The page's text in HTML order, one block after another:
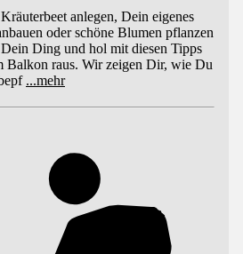
anlegen, Dein eigenes
oder schöne Blumen pflanzen
Ding und hol mit diesen Tipps
Balkon raus. Wir zeigen Dir, wie Du
...mehr